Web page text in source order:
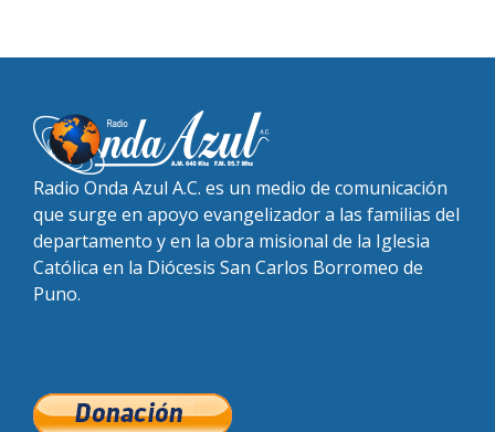
Radio Onda Azul A.C. es un medio de comunicación
que surge en apoyo evangelizador a las familias del
departamento y en la obra misional de la Iglesia
Católica en la Diócesis San Carlos Borromeo de
Puno.